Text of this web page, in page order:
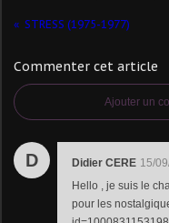
STRESS (1975-1977)
Commenter cet article
Ajouter un
D Didier CERE 15/
Hello , je suis le
pour les